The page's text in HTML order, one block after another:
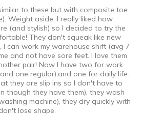
to these but with composite toe
Weight aside, I really liked how
(and stylish) so I decided to try the
They don't squeak like new
I can work my warehouse shift (avg 7
and not have sore feet. I love them
pair! Now I have two for work
one regular),and one for daily life.
they are slip ins so I don't have to
though they have them), they wash
machine), they dry quickly with
lose shape.